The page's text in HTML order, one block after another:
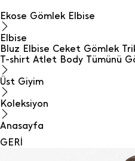
Ekose Gömlek Elbise
Elbise
Bluz Elbise Ceket Gömlek
T-shirt Atlet Body Tümünü
Üst Giyim
Koleksiyon
Anasayfa
GERİ